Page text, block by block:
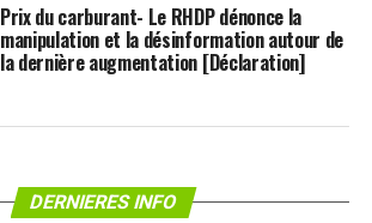
Prix du carburant- Le RHDP dénonce la
manipulation et la désinformation autour de
la dernière augmentation [Déclaration]
DERNIERES INFO